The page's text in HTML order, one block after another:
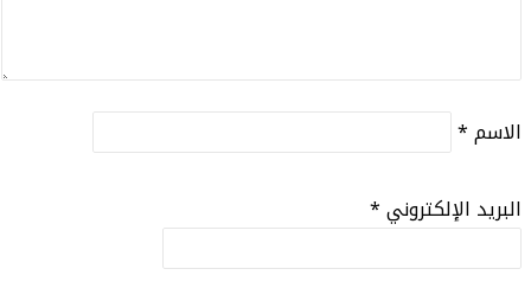
الاسم*
البريد الإلكتروني*